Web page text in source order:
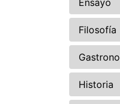
Ensayo
Filosofía
Historia